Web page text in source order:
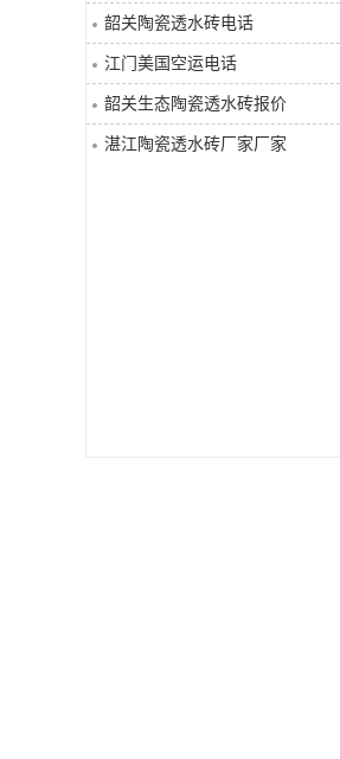
韶关陶瓷透水砖电话
江门美国空运电话
韶关生态陶瓷透水砖报价
湛江陶瓷透水砖厂家厂家